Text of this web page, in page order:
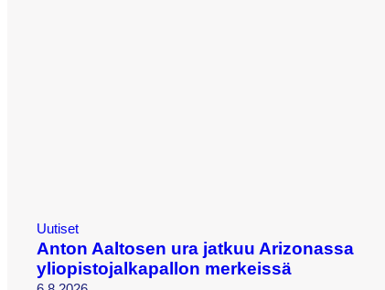
Uutiset
Anton Aaltosen ura jatkuu Arizonassa
yliopistojalkapallon merkeissä